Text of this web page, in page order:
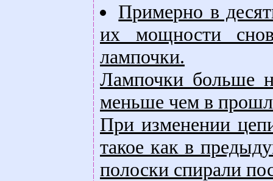
Примерно в
их мощности
лампочки.
Лампочки больше
меньше чем в
При изменении
такое как в
полоски спирали